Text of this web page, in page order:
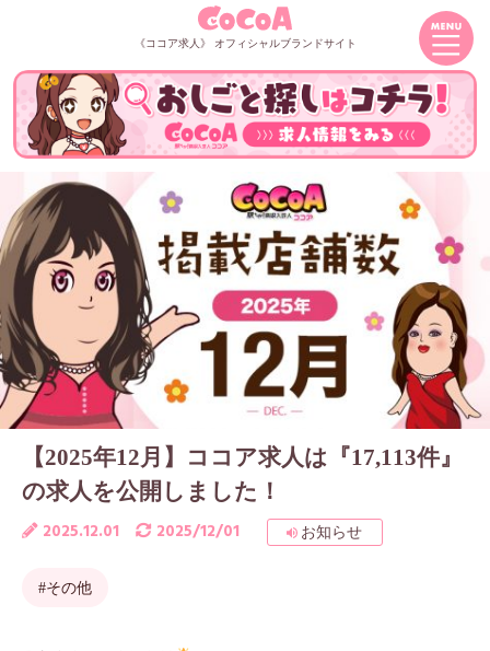
《ココア求人》 オフィシャルブランドサイト
【2025年12月】ココア求人は『17,113件』
の求人を公開しました！
2025.12.01
2025/12/01 お知らせ
#その他